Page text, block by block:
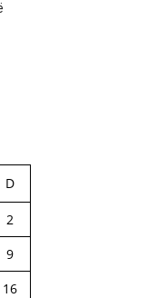
D
2
9
16